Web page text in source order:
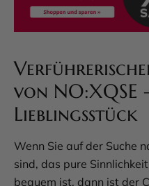
von NO:XQSE
Lieblingsstück
Wenn Sie auf der Suche
sind, das pure
bequem ist, dann ist der